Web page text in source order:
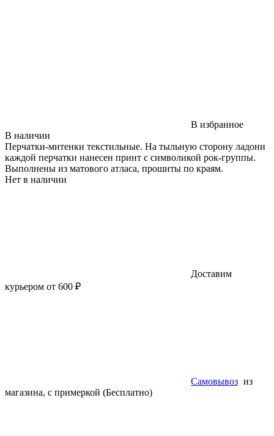
В избранное
В наличии
Перчатки-митенки текстильные. На тыльную сторону ладони
каждой перчатки нанесен принт с символикой рок-группы.
Выполнены из матового атласа, прошиты по краям.
Нет в наличии
Доставим
курьером от 600 ₽
Самовывоз из
магазина, с примеркой (Бесплатно)